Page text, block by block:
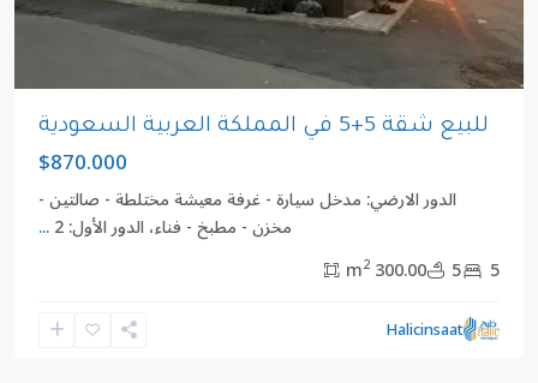
للبيع شقة 5+5 في المملكة العربية السعودية
$870.000
الدور الارضي: مدخل سيارة - غرفة معيشة مختلطة - صالتين -
مخزن - مطبخ - فناء، الدور الأول: 2 ...
5
5
300.00 m
2
Halicinsaatالمملكة
العربية